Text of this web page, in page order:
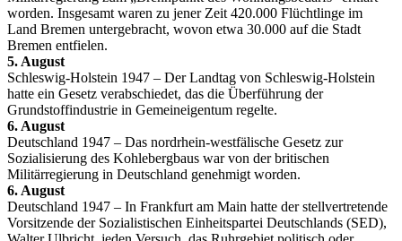
worden. Insgesamt waren zu jener Zeit 420.000 Flüchtlinge im
Land Bremen untergebracht, wovon etwa 30.000 auf die Stadt
Bremen entfielen.
5. August
Schleswig-Holstein 1947 – Der Landtag von Schleswig-Holstein
hatte ein Gesetz verabschiedet, das die Überführung der
Grundstoffindustrie in Gemeineigentum regelte.
6. August
Deutschland 1947 – Das nordrhein-westfälische Gesetz zur
Sozialisierung des Kohlebergbaus war von der britischen
Militärregierung in Deutschland genehmigt worden.
6. August
Deutschland 1947 – In Frankfurt am Main hatte der stellvertretende
Vorsitzende der Sozialistischen Einheitspartei Deutschlands (SED),